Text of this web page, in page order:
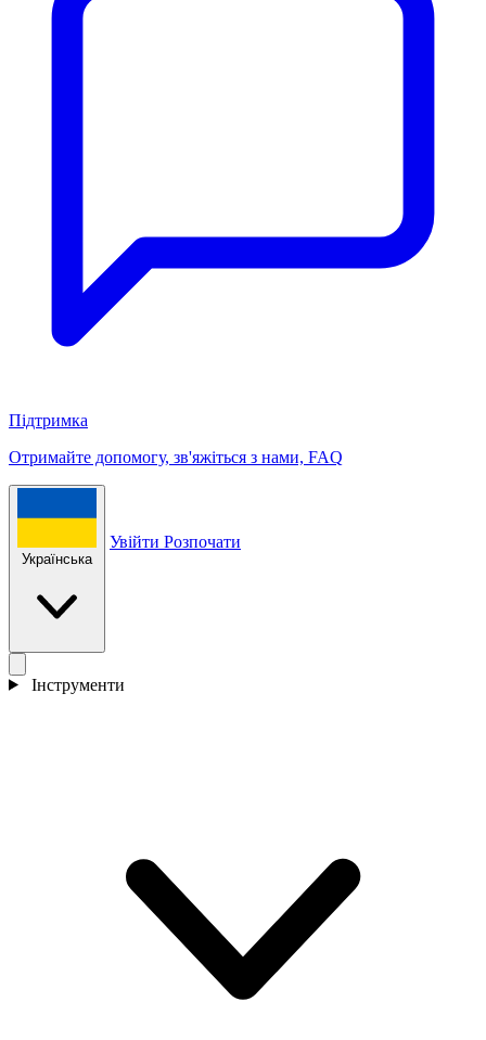
Підтримка
Отримайте допомогу, зв'яжіться з нами, FAQ
Українська
Увійти Розпочати
Інструменти